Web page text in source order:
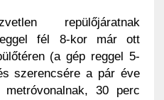
repülőjáratnak
fél 8-kor már ott
(a gép reggel 5-
szerencsére a pár éve
metróvonalnak, 30 perc